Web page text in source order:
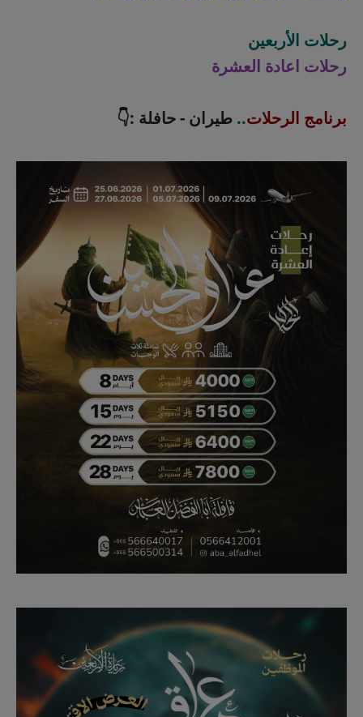
رحلات الأربعين
رحلات اعادة العشرة
برنامج الرحلات.. طيران - حافلة :👇